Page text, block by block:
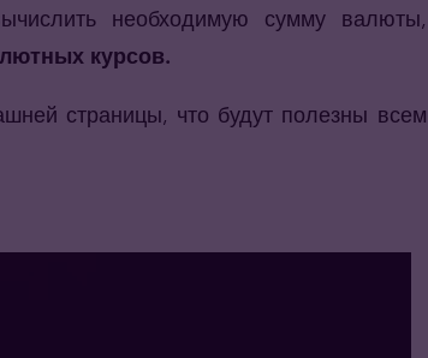
необходимую сумму валюты,
курсов.
страницы, что будут полезны всем